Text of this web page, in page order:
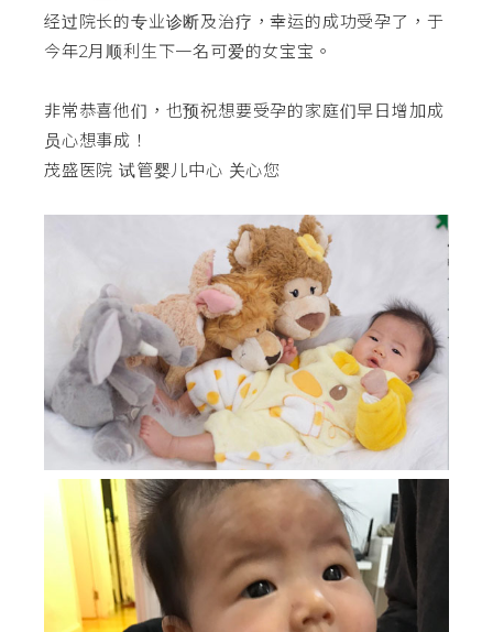
经过院长的专业诊断及治疗，幸运的成功受孕了，于
今年2月顺利生下一名可爱的女宝宝。
非常恭喜他们，也预祝想要受孕的家庭们早日增加成
员心想事成！
茂盛医院 试管婴儿中心 关心您